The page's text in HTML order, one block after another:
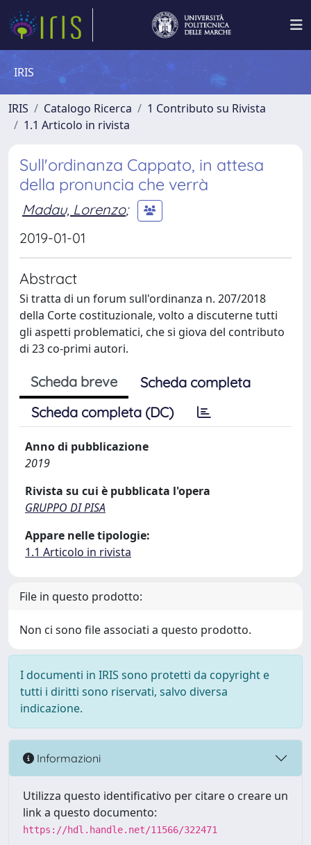
IRIS
IRIS Catalogo Ricerca
1 Contributo su Rivista
1.1 Articolo in rivista
Sull'ordinanza Cappato, in attesa
della pronuncia che verrà
Madau, Lorenzo;
2019-01-01
Abstract
Si tratta di un forum sull'ordinanza n. 207/2018
della Corte costituzionale, volto a discuterne tutti
gli aspetti problematici, che si giova del contributo
di 23 co-primi autori.
Scheda breve
Scheda completa
Scheda completa (DC)
Anno di pubblicazione
2019
Rivista su cui è pubblicata l'opera
GRUPPO DI PISA
Appare nelle tipologie:
1.1 Articolo in rivista
File in questo prodotto:
Non ci sono file associati a questo prodotto.
I documenti in IRIS sono protetti da copyright e
tutti i diritti sono riservati, salvo diversa
indicazione.
Informazioni
Utilizza questo identificativo per citare o creare un
link a questo documento:
https://hdl.handle.net/11566/322471